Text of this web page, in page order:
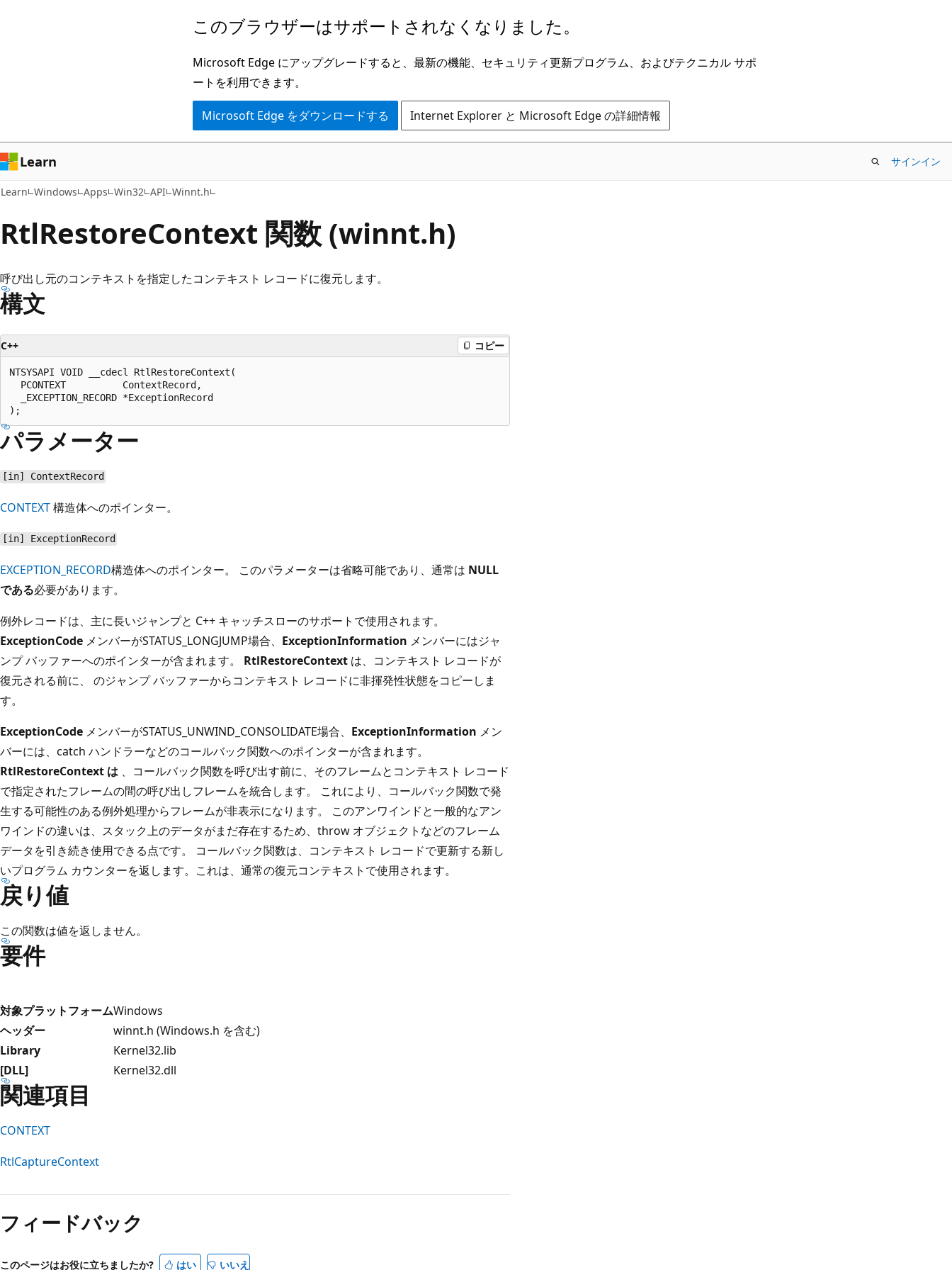
ン
ツ
に
ス
ッ
このブラウザーはサポートされなくなりました。
Microsoft Edge にアップグレードすると、最新の機能、セキュリティ更新プログラム、およびテクニカル サポ
ートを利用できます。
Microsoft Edge をダウンロードする Internet Explorer と Microsoft Edge の詳細情報
Learn サインイン
Learn Windows Apps Win32 API Winnt.h
RtlRestoreContext 関数 (winnt.h)
呼び出し元のコンテキストを指定したコンテキスト レコードに復元します。
構文
C++ コピー
NTSYSAPI VOID __cdecl RtlRestoreContext(
  PCONTEXT          ContextRecord,
  _EXCEPTION_RECORD *ExceptionRecord
パラメーター
[in] ContextRecord
CONTEXT構造体へのポインター。
[in] ExceptionRecord
EXCEPTION_RECORD構造体へのポインター。 このパラメーターは省略可能であり、通常は NULL
である必要があります。
例外レコードは、主に長いジャンプと C++ キャッチスローのサポートで使用されます。
ExceptionCode メンバーがSTATUS_LONGJUMP場合、 ExceptionInformation メンバーにはジャ
ンプ バッファーへのポインターが含まれます。 RtlRestoreContext は、コンテキスト レコードが
復元される前に、 のジャンプ バッファーからコンテキスト レコードに非揮発性状態をコピーしま
す。
ExceptionCode メンバーがSTATUS_UNWIND_CONSOLIDATE場合、 ExceptionInformation メン
バーには、catch ハンドラーなどのコールバック関数へのポインターが含まれます。
RtlRestoreContext は 、コールバック関数を呼び出す前に、そのフレームとコンテキスト レコード
で指定されたフレームの間の呼び出しフレームを統合します。 これにより、コールバック関数で発
生する可能性のある例外処理からフレームが非表示になります。 このアンワインドと一般的なアン
ワインドの違いは、スタック上のデータがまだ存在するため、throw オブジェクトなどのフレーム
データを引き続き使用できる点です。 コールバック関数は、コンテキスト レコードで更新する新し
いプログラム カウンターを返します。これは、通常の復元コンテキストで使用されます。
戻り値
この関数は値を返しません。
要件
対象プラットフォームWindows
ヘッダー
winnt.h (Windows.h を含む)
Library
Kernel32.lib
[DLL]
Kernel32.dll
関連項目
CONTEXT
RtlCaptureContext
み
取
モ
フィードバック
このページはお役に立ちましたか? はい いいえ